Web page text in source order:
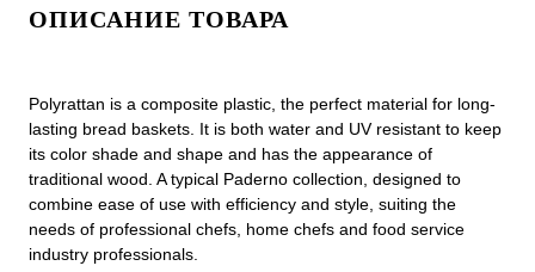
ОПИСАНИЕ ТОВАРА
Polyrattan is a composite plastic, the perfect material for long-
lasting bread baskets. It is both water and UV resistant to keep
its color shade and shape and has the appearance of
traditional wood. A typical Paderno collection, designed to
combine ease of use with efficiency and style, suiting the
needs of professional chefs, home chefs and food service
industry professionals.